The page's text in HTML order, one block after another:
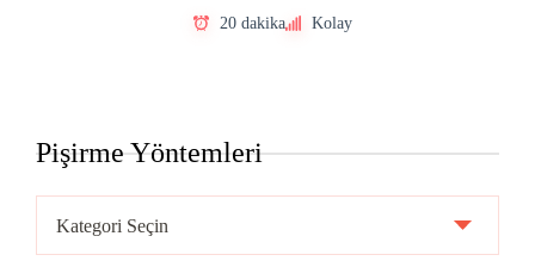
20 dakika Kolay
Pişirme Yöntemleri
Yöntemleri